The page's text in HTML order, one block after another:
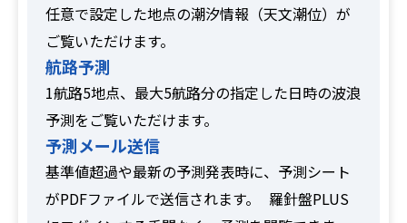
任意で設定した地点の潮汐情報（天文潮位）が
ご覧いただけます。
航路予測
1航路5地点、最大5航路分の指定した日時の波浪
予測をご覧いただけます。
予測メール送信
基準値超過や最新の予測発表時に、予測シート
がPDFファイルで送信されます。 羅針盤PLUS